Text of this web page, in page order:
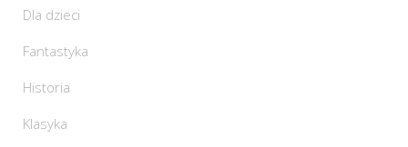
Dla dzieci
Fantastyka
Historia
Klasyka